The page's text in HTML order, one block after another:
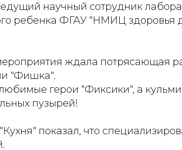
научный сотрудник
ребенка ФГАУ "НМИЦ здоровья
ждала потрясающая
"Фишка".
герои "Фиксики", а
пузырей!
показал, что